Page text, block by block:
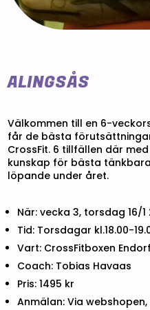
ALINGSÅS
Välkommen till en 6-
får de bästa
CrossFit. 6 tillfällen där
kunskap för bästa
löpande under året.
När: vecka 3, torsdag 16/1
Tid: Torsdagar kl.18.00-
Vart: CrossFitboxen
Coach: Tobias Havaas
Pris: 1495 kr
Anmälan: Via